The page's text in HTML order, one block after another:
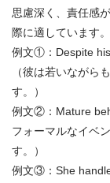
思慮深く、責任感
際に適しています。
例文①：Despite
（彼は若いながら
す。）
例文②：Mature
フォーマルなイベ
す。）
例文③：She